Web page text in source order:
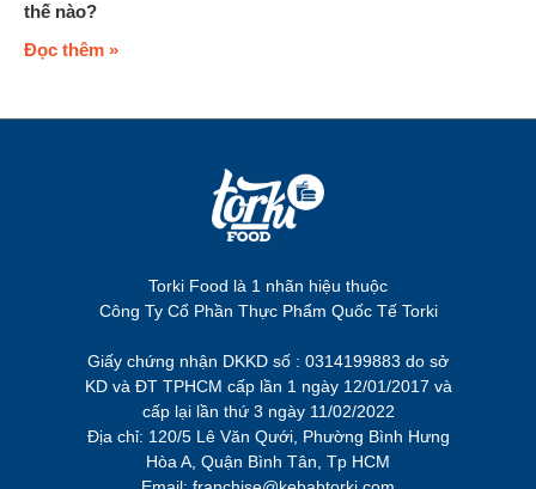
thế nào?
Đọc thêm »
Torki Food là 1 nhãn hiệu thuộc
Công Ty Cổ Phần Thực Phẩm Quốc Tế Torki
Giấy chứng nhận DKKD số : 0314199883 do sở
KD và ĐT TPHCM cấp lần 1 ngày 12/01/2017 và
cấp lại lần thứ 3 ngày 11/02/2022
Địa chỉ: 120/5 Lê Văn Qưới, Phường Bình Hưng
Hòa A, Quận Bình Tân, Tp HCM